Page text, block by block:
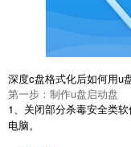
深度c盘格式化后如何用u
第一步：制作u盘启动盘
1、关闭部分杀毒安全类
电脑。